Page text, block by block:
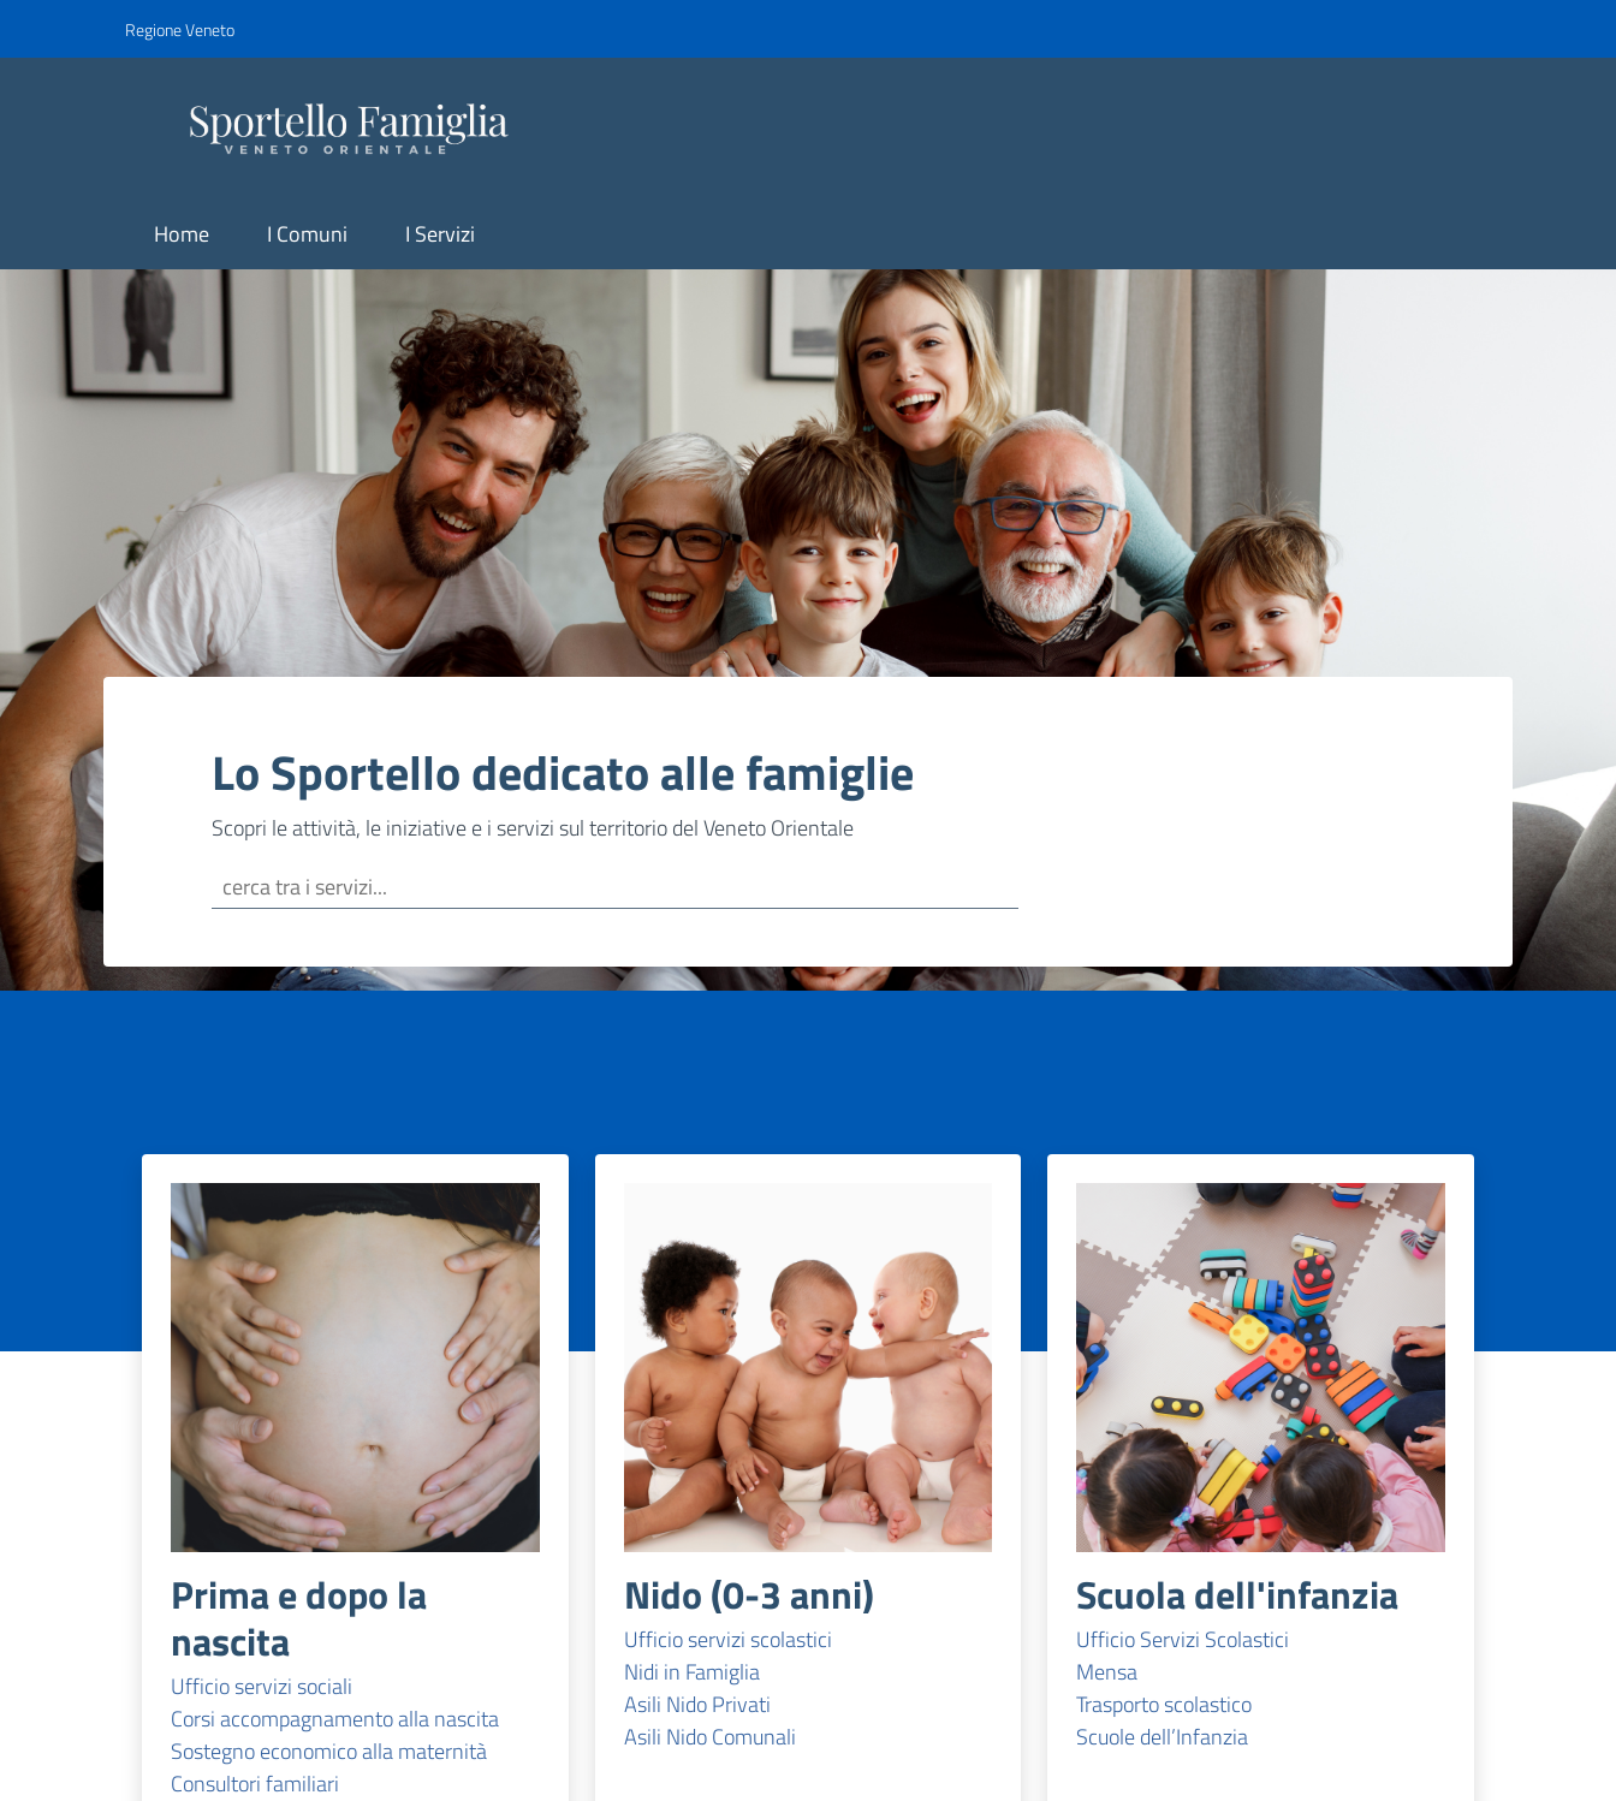
Regione Veneto
Home I Comuni I Servizi
Lo Sportello dedicato alle famiglie
Scopri le attività, le iniziative e i servizi sul territorio del Veneto Orientale
Prima e dopo la
nascita
Ufficio servizi sociali
Corsi accompagnamento alla nascita
Sostegno economico alla maternità
Consultori familiari
Nido (0-3 anni)
Ufficio servizi scolastici
Nidi in Famiglia
Asili Nido Privati
Asili Nido Comunali
Scuola dell'infanzia
Ufficio Servizi Scolastici
Mensa
Trasporto scolastico
Scuole dell’Infanzia